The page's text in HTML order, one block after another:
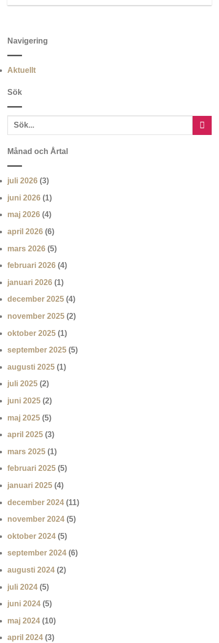
Navigering
Aktuellt
Sök
Månad och Årtal
juli 2026 (3)
juni 2026 (1)
maj 2026 (4)
april 2026 (6)
mars 2026 (5)
februari 2026 (4)
januari 2026 (1)
december 2025 (4)
november 2025 (2)
oktober 2025 (1)
september 2025 (5)
augusti 2025 (1)
juli 2025 (2)
juni 2025 (2)
maj 2025 (5)
april 2025 (3)
mars 2025 (1)
februari 2025 (5)
januari 2025 (4)
december 2024 (11)
november 2024 (5)
oktober 2024 (5)
september 2024 (6)
augusti 2024 (2)
juli 2024 (5)
juni 2024 (5)
maj 2024 (10)
april 2024 (3)